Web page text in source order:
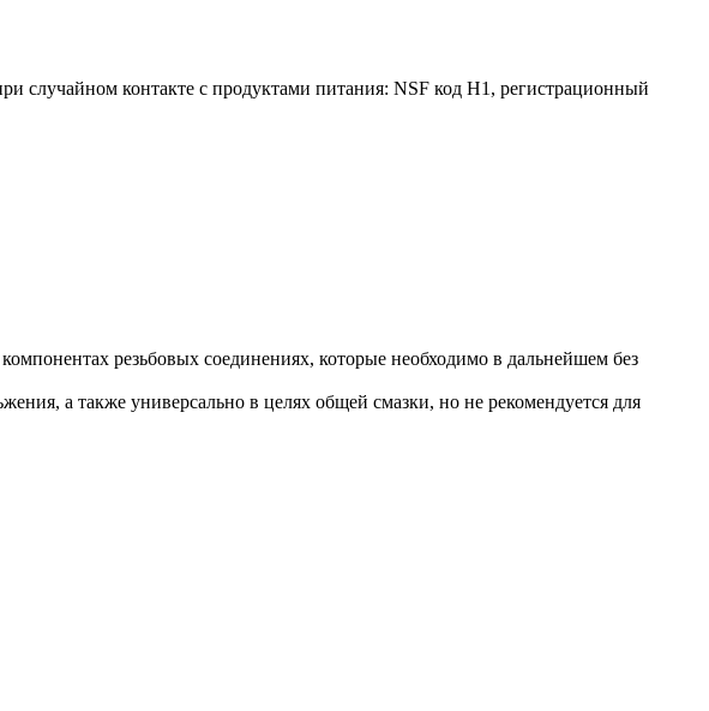
случайном контакте с продуктами питания: NSF код H1, регистрационный
резьбовых соединениях, которые необходимо в дальнейшем без
а также универсально в целях общей смазки, но не рекомендуется для